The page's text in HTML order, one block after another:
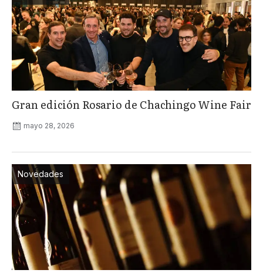
Gran edición Rosario de Chachingo Wine Fair
mayo 28, 2026
Novedades